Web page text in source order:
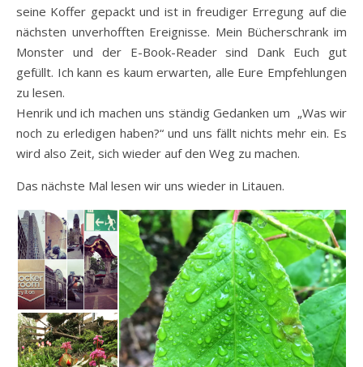
seine Koffer gepackt und ist in freudiger Erregung auf die
nächsten unverhofften Ereignisse. Mein Bücherschrank im
Monster und der E-Book-Reader sind Dank Euch gut
gefüllt. Ich kann es kaum erwarten, alle Eure Empfehlungen
zu lesen.
Henrik und ich machen uns ständig Gedanken um „Was wir
noch zu erledigen haben?“ und uns fällt nichts mehr ein. Es
wird also Zeit, sich wieder auf den Weg zu machen.
Das nächste Mal lesen wir uns wieder in Litauen.